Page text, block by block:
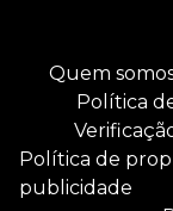
Quem
Política
Política de
publicidade